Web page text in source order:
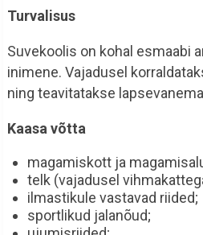
Turvalisus
Suvekoolis on kohal esmaabi
inimene. Vajadusel
ning teavitatakse
Kaasa võtta
magamiskott ja
telk (vajadusel
ilmastikule vastavad riided;
sportlikud jalanõud;